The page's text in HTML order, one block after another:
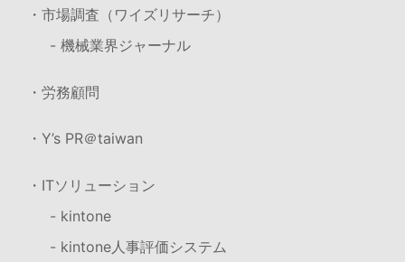
・市場調査（ワイズリサーチ）
- 機械業界ジャーナル
・労務顧問
・Y’s PR＠taiwan
・ITソリューション
- kintone
- kintone人事評価システム